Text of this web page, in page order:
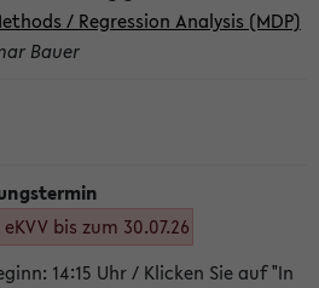
/ Regression Analysis (MDP)
Bauer
bis zum 30.07.26
14:15 Uhr / Klicken Sie auf "In